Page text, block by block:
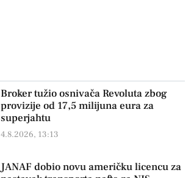
Broker tužio osnivača Revoluta zbog
provizije od 17,5 milijuna eura za
superjahtu
4.8.2026, 13:13
JANAF dobio novu američku licencu za